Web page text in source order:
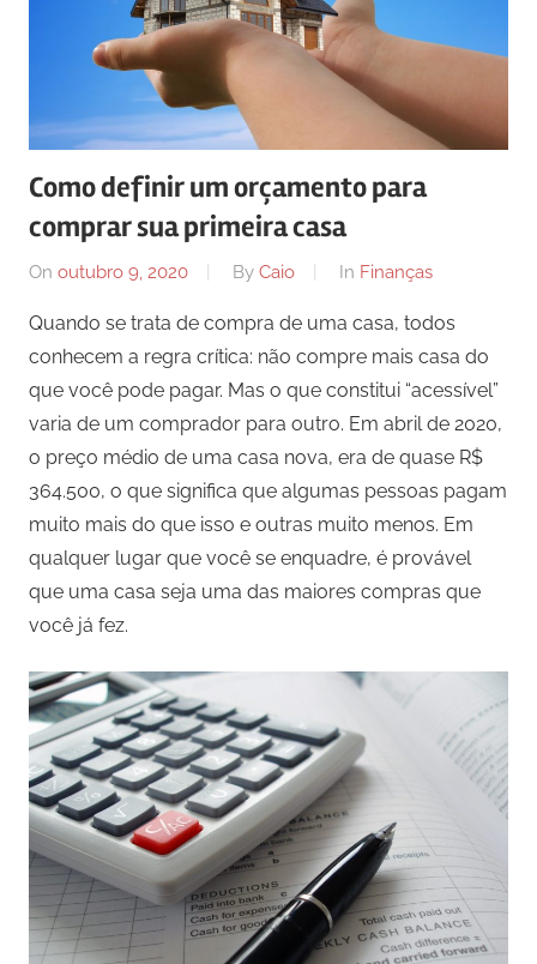
Como definir um orçamento para
comprar sua primeira casa
On outubro 9, 2020 By Caio In Finanças
Quando se trata de compra de uma casa, todos
conhecem a regra crítica: não compre mais casa do
que você pode pagar. Mas o que constitui “acessível”
varia de um comprador para outro. Em abril de 2020,
o preço médio de uma casa nova, era de quase R$
364.500, o que significa que algumas pessoas pagam
muito mais do que isso e outras muito menos. Em
qualquer lugar que você se enquadre, é provável
que uma casa seja uma das maiores compras que
você já fez.